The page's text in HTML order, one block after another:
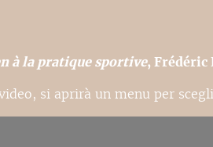
à la pratique sportive, Frédéric
si aprirà un menu per